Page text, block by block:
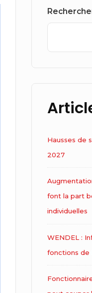
Widget
Hausses de
2027
font la part
individuelles
WENDEL :
fonctions de